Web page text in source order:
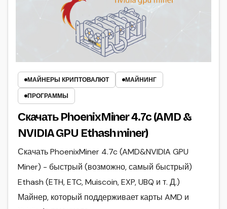
МАЙНЕРЫ КРИПТОВАЛЮТ
МАЙНИНГ
ПРОГРАММЫ
Скачать PhoenixMiner 4.7c (AMD &
NVIDIA GPU Ethash miner)
Скачать PhoenixMiner 4.7c (AMD&NVIDIA GPU
Miner) - быстрый (возможно, самый быстрый)
Ethash (ETH, ETC, Muiscoin, EXP, UBQ и т. Д.)
Майнер, который поддерживает карты AMD и